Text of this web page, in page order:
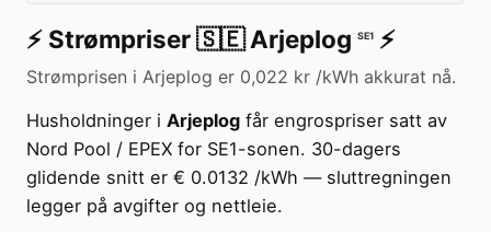
⚡️ Strømpriser🇸🇪 Arjeplog SE1 ⚡️
Strømprisen i Arjeplog er 0,022 kr /kWh akkurat nå.
Husholdninger i Arjeplog får engrospriser satt av
Nord Pool / EPEX for SE1-sonen. 30-dagers
glidende snitt er € 0.0132 /kWh — sluttregningen
legger på avgifter og nettleie.